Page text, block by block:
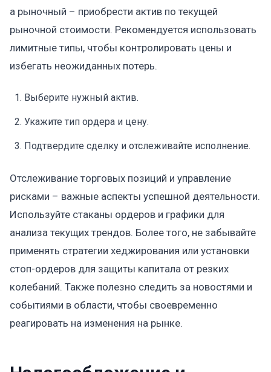
а рыночный – приобрести актив по текущей
рыночной стоимости. Рекомендуется использовать
лимитные типы, чтобы контролировать цены и
избегать неожиданных потерь.
Выберите нужный актив.
Укажите тип ордера и цену.
Подтвердите сделку и отслеживайте исполнение.
Отслеживание торговых позиций и управление
рисками – важные аспекты успешной деятельности.
Используйте стаканы ордеров и графики для
анализа текущих трендов. Более того, не забывайте
применять стратегии хеджирования или установки
стоп-ордеров для защиты капитала от резких
колебаний. Также полезно следить за новостями и
событиями в области, чтобы своевременно
реагировать на изменения на рынке.